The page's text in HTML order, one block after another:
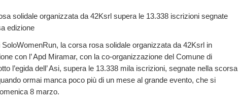
solidale organizzata da 42Ksrl supera le 13.338 iscrizioni segnate
edizione
SoloWomenRun, la corsa rosa solidale organizzata da 42Ksrl in
con l’ Apd Miramar, con la co-organizzazione del Comune di
l’egida dell’ Asi, supera le 13.338 mila iscrizioni, segnate nella scorsa
ormai manca poco più di un mese al grande evento, che si
8 marzo.